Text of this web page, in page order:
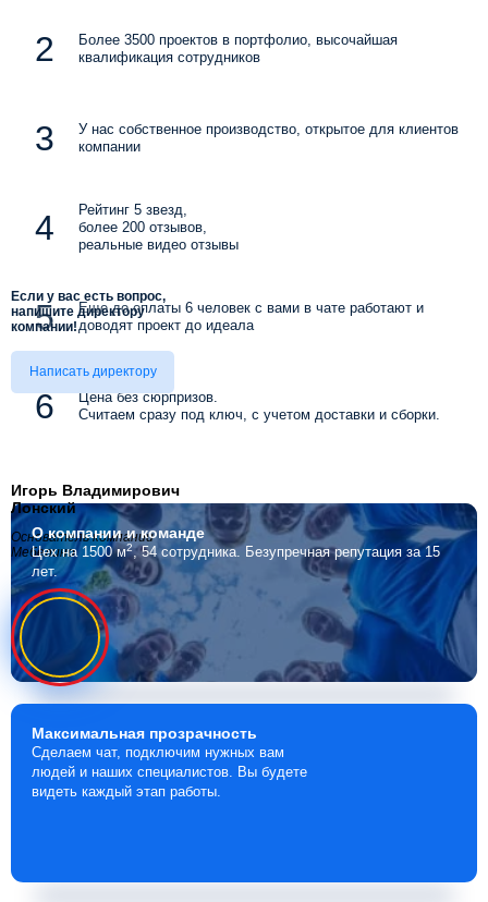
Более 3500 проектов в портфолио, высочайшая
квалификация сотрудников
У нас собственное производство, открытое для клиентов
компании
Рейтинг 5 звезд,
более 200 отзывов,
реальные видео отзывы
Еще до оплаты 6 человек с вами в чате работают и
доводят проект до идеала
Цена без сюрпризов.
Считаем сразу под ключ, с учетом доставки и сборки.
Если у вас есть вопрос,
напишите директору
компании!
Написать директору
Игорь Владимирович
Лонский
Основатель компании
Мебелино
О компаниии команде
Цех на 1500 м2, 54 сотрудника. Безупречная репутация за 15
лет.
Максимальная прозрачность
Сделаем чат, подключим нужных вам
людей и наших специалистов. Вы будете
видеть каждый этап работы.